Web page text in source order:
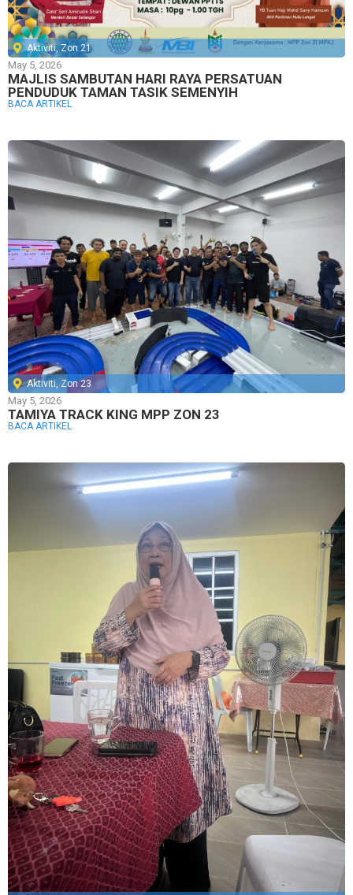
Aktiviti,Zon 21
May 5, 2026
MAJLIS SAMBUTAN HARI RAYA PERSATUAN
PENDUDUK TAMAN TASIK SEMENYIH
BACA ARTIKEL
Aktiviti Zon 23
May 5, 2026
TAMIYA TRACK KING MPP ZON 23
BACA ARTIKEL